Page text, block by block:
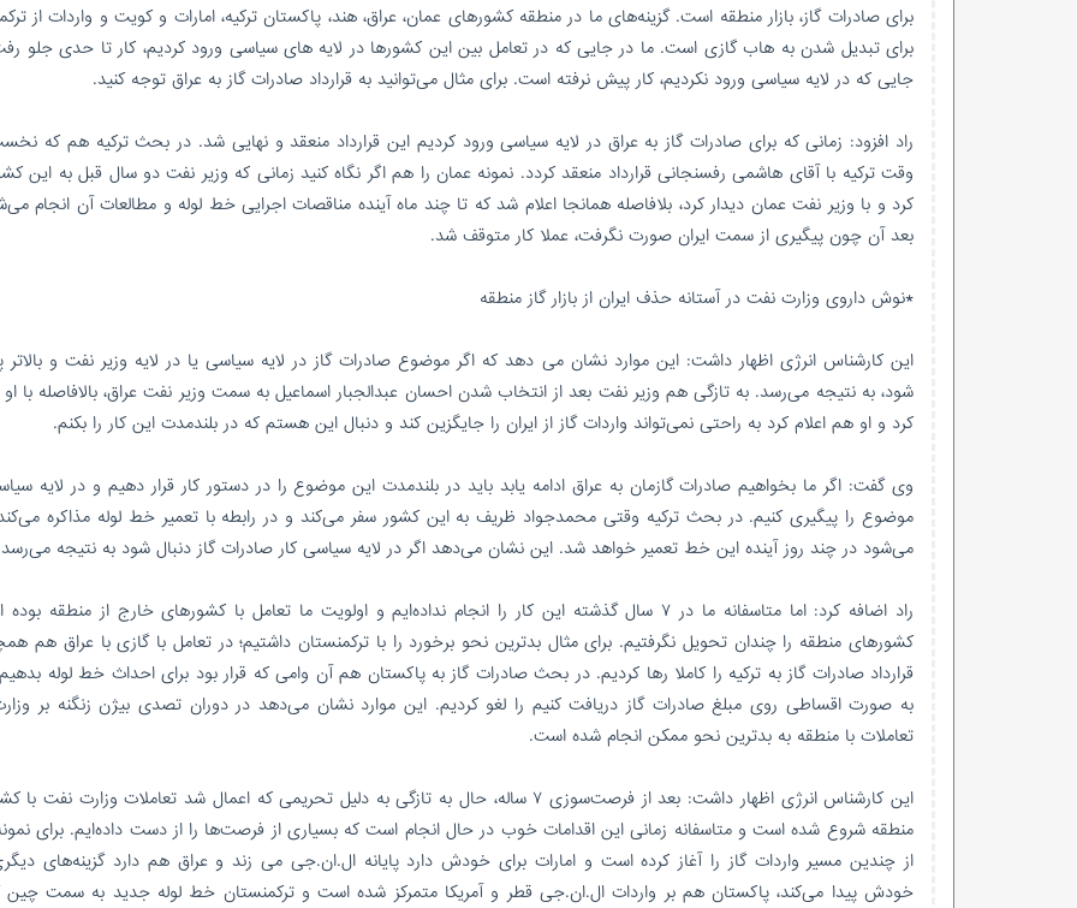
برای صادرات گاز، بازار منطقه است. گزینه‌های ما در منطقه کشورهای عمان، عراق، هند، پاکستان ترکیه، امارات و کویت و واردات از
برای تبدیل شدن به هاب گازی است. ما در جایی که در تعامل بین این کشورها در لایه های سیاسی ورود کردیم، کار تا حدی جلو
جایی که در لایه سیاسی ورود نکردیم، کار پیش نرفته است. برای مثال می‌توانید به قرارداد صادرات گاز به عراق توجه کنید.
راد افزود: زمانی که برای صادرات گاز به عراق در لایه سیاسی ورود کردیم این قرارداد منعقد و نهایی شد. در بحث ترکیه هم که
وقت ترکیه با آقای هاشمی رفسنجانی قرارداد منعقد کردد. نمونه عمان را هم اگر نگاه کنید زمانی که وزیر نفت دو سال قبل به این
کرد و با وزیر نفت عمان دیدار کرد، بلافاصله همانجا اعلام شد که تا چند ماه آینده مناقصات اجرایی خط لوله و مطالعات آن انجام
بعد آن چون پیگیری از سمت ایران صورت نگرفت، عملا کار متوقف شد.
*نوش داروی وزارت نفت در آستانه حذف ایران از بازار گاز منطقه
این کارشناس انرژی اظهار داشت: این موارد نشان می دهد که اگر موضوع صادرات گاز در لایه سیاسی یا در لایه وزیر نفت و بالاتر
شود، به نتیجه می‌رسد. به تازگی هم وزیر نفت بعد از انتخاب شدن احسان عبدالجبار اسماعیل به سمت وزیر نفت عراق، بالافاصله با او
کرد و او هم اعلام کرد به راحتی نمی‌تواند واردات گاز از ایران را جایگزین کند و دنبال این هستم که در بلندمدت این کار را بکنم.
وی گفت: اگر ما بخواهیم صادرات گازمان به عراق ادامه یابد باید در بلندمدت این موضوع را در دستور کار قرار دهیم و در لایه
موضوع را پیگیری کنیم. در بحث ترکیه وقتی محمدجواد ظریف به این کشور سفر می‌کند و در رابطه با تعمیر خط لوله مذاکره
می‌شود در چند روز آینده این خط تعمیر خواهد شد. این نشان می‌دهد اگر در لایه سیاسی کار صادرات گاز دنبال شود به نتیجه
راد اضافه کرد: اما متاسفانه ما در ۷ سال گذشته این کار را انجام نداده‌ایم و اولویت ما تعامل با کشورهای خارج از منطقه
کشورهای منطقه را چندان تحویل نگرفتیم. برای مثال بدترین نحو برخورد را با ترکمنستان داشتیم؛ در تعامل با گازی با عراق هم
قرارداد صادرات گاز به ترکیه را کاملا رها کردیم. در بحث صادرات گاز به پاکستان هم آن وامی که قرار بود برای احداث خط لوله
به صورت اقساطی روی مبلغ صادرات گاز دریافت کنیم را لغو کردیم. این موارد نشان می‌دهد در دوران تصدی بیژن زنگنه بر
تعاملات با منطقه به بدترین نحو ممکن انجام شده است.
این کارشناس انرژی اظهار داشت: بعد از فرصت‌سوزی ۷ ساله، حال به تازگی به دلیل تحریمی که اعمال شد تعاملات وزارت نفت
منطقه شروع شده است و متاسفانه زمانی این اقدامات خوب در حال انجام است که بسیاری از فرصت‌ها را از دست داده‌ایم. برای
از چندین مسیر واردات گاز را آغاز کرده است و امارات برای خودش دارد پایانه ال.ان.جی می زند و عراق هم دارد گزینه‌های
خودش پیدا می‌کند، پاکستان هم بر واردات ال.ان.جی قطر و آمریکا متمرکز شده است و ترکمنستان خط لوله جدید به سمت چین